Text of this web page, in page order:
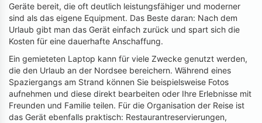
Geräte bereit, die oft deutlich leistungsfähiger und moderner
sind als das eigene Equipment. Das Beste daran: Nach dem
Urlaub gibt man das Gerät einfach zurück und spart sich die
Kosten für eine dauerhafte Anschaffung.
Ein gemieteten Laptop kann für viele Zwecke genutzt werden,
die den Urlaub an der Nordsee bereichern. Während eines
Spaziergangs am Strand können Sie beispielsweise Fotos
aufnehmen und diese direkt bearbeiten oder Ihre Erlebnisse mit
Freunden und Familie teilen. Für die Organisation der Reise ist
das Gerät ebenfalls praktisch: Restaurantreservierungen,